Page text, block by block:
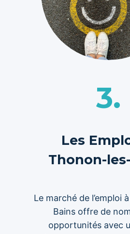
3.
Les
Thonon-
Le marché de l’emploi
Bains offre de
opportunités avec